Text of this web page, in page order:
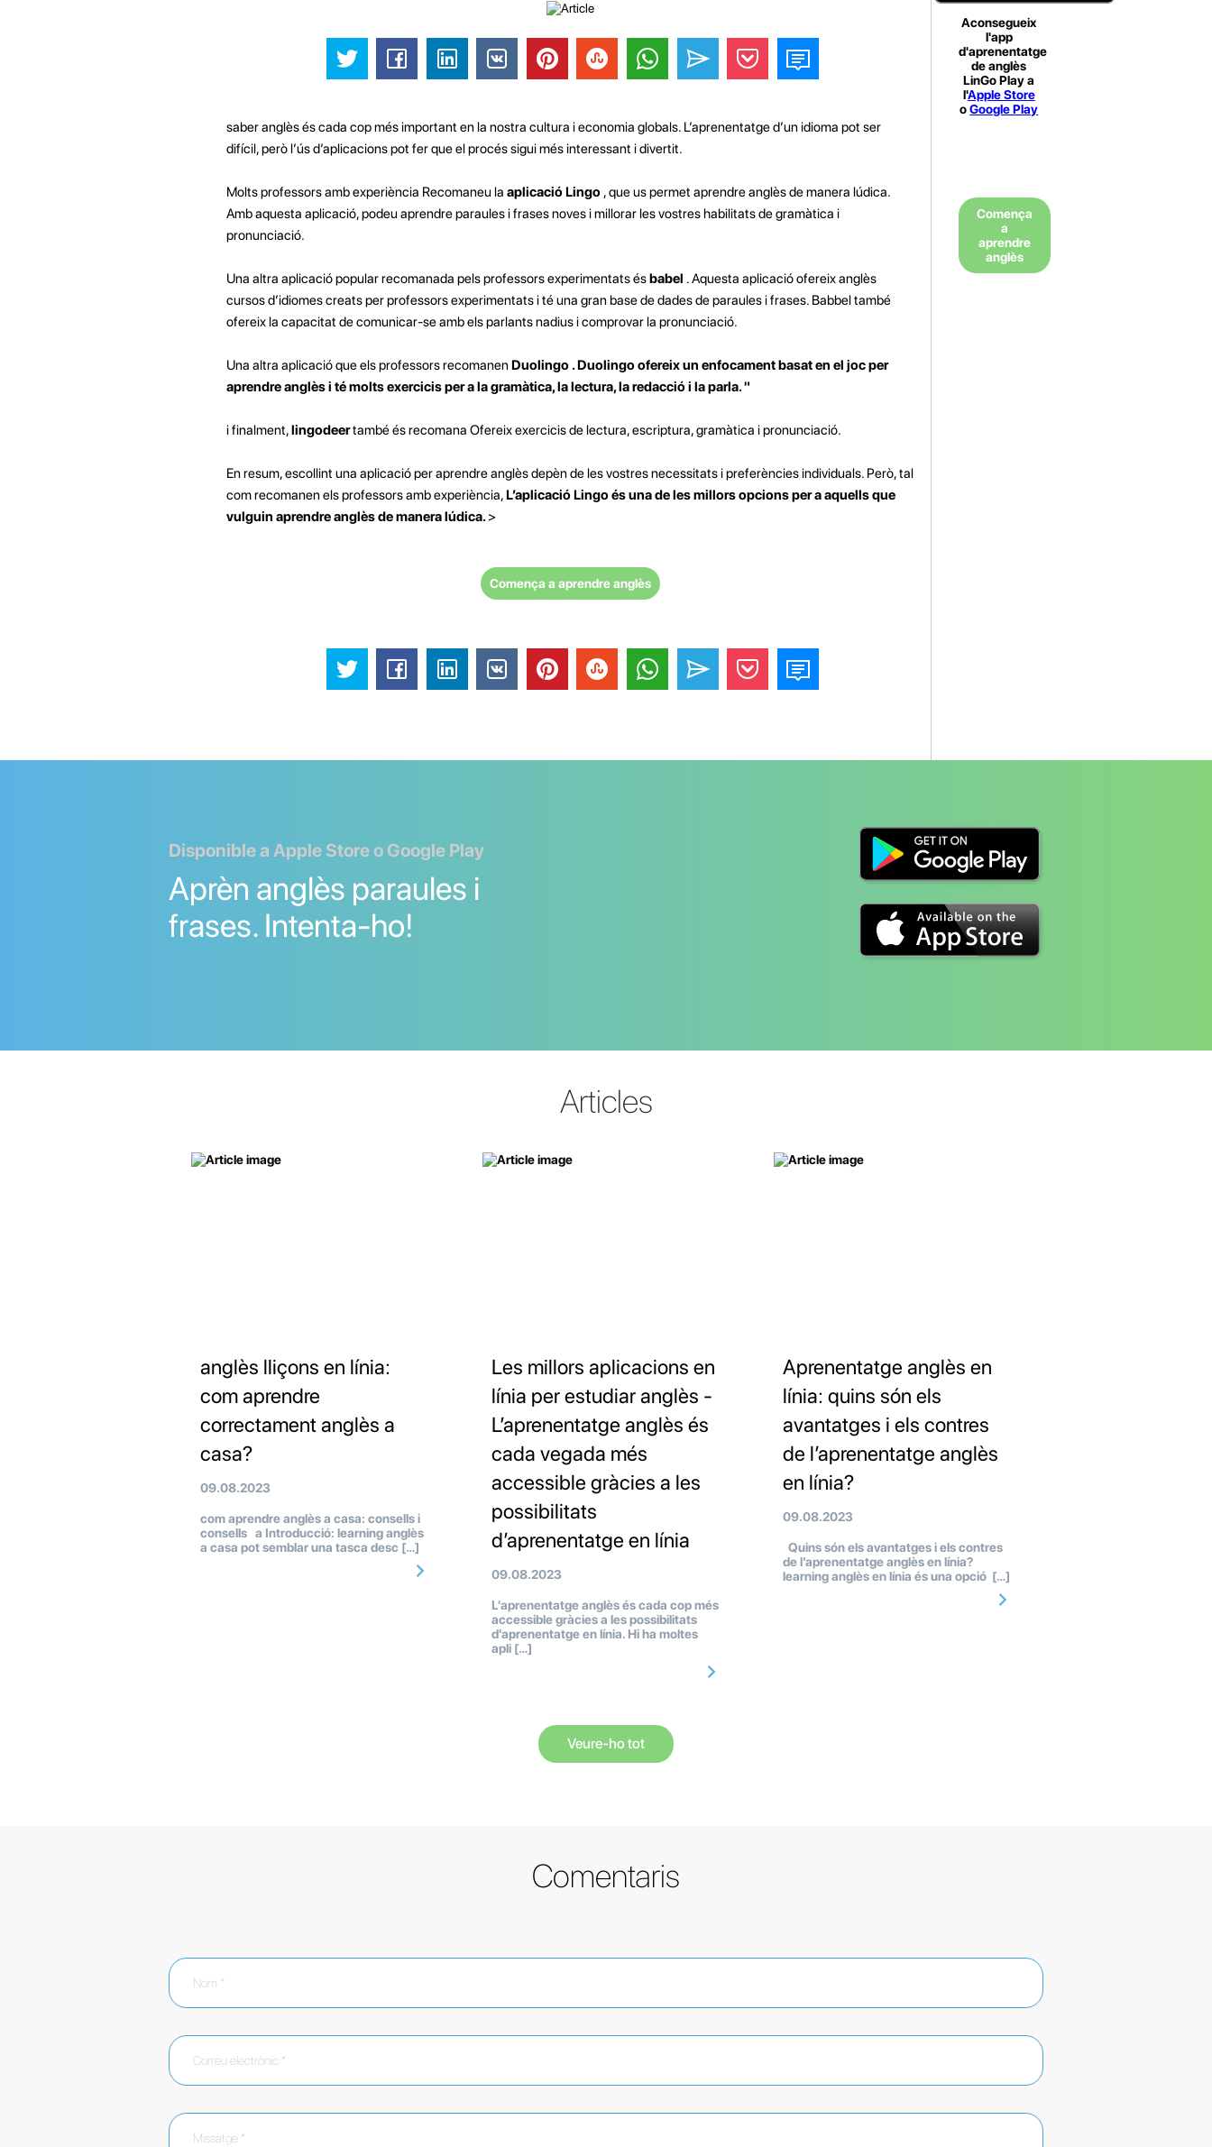
saber anglès és cada cop més important en la nostra cultura i economia globals. L’aprenentatge d’un idioma pot ser
difícil, però l’ús d’aplicacions pot fer que el procés sigui més interessant i divertit.
Molts professors amb experiència Recomaneu la aplicació Lingo , que us permet aprendre anglès de manera lúdica.
Amb aquesta aplicació, podeu aprendre paraules i frases noves i millorar les vostres habilitats de gramàtica i
pronunciació.
Una altra aplicació popular recomanada pels professors experimentats ésbabel . Aquesta aplicació ofereix anglès
cursos d’idiomes creats per professors experimentats i té una gran base de dades de paraules i frases. Babbel també
ofereix la capacitat de comunicar-se amb els parlants nadius i comprovar la pronunciació.
Una altra aplicació que els professors recomanenDuolingo . Duolingo ofereix un enfocament basat en el joc per
aprendre anglès i té molts exercicis per a la gramàtica, la lectura, la redacció i la parla. "
i finalment,lingodeertambé és recomana Ofereix exercicis de lectura, escriptura, gramàtica i pronunciació.
En resum, escollint una aplicació per aprendre anglès depèn de les vostres necessitats i preferències individuals. Però, tal
com recomanen els professors amb experiència,L’aplicació Lingo és una de les millors opcions per a aquells que
vulguin aprendre anglès de manera lúdica.>
Comença a aprendre anglès
Aconsegueix
l'app
d'aprenentatge
de anglès
LinGo Play a
l'Apple Store
oGoogle Play
Comença
a
aprendre
anglès
Disponible a Apple Store o Google Play
Aprèn anglès paraules i
frases. Intenta-ho!
Articles
anglès lliçons en línia:
com aprendre
correctament anglès a
casa?
09.08.2023
com aprendre anglès a casa: consells i
consells a Introducció: learning anglès
a casa pot semblar una tasca desc […]
Les millors aplicacions en
línia per estudiar anglès -
L’aprenentatge anglès és
cada vegada més
accessible gràcies a les
possibilitats
d’aprenentatge en línia
09.08.2023
L'aprenentatge anglès és cada cop més
accessible gràcies a les possibilitats
d'aprenentatge en línia. Hi ha moltes
apli […]
Aprenentatge anglès en
línia: quins són els
avantatges i els contres
de l’aprenentatge anglès
en línia?
09.08.2023
Quins són els avantatges i els contres
de l’aprenentatge anglès en línia?
learning anglès en línia és una opció […]
Veure-ho tot
Comentaris